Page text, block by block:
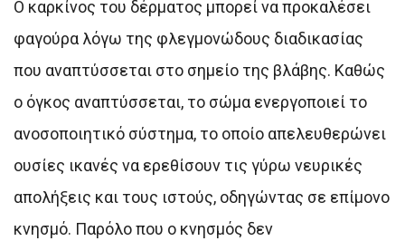
Ο καρκίνος του δέρματος μπορεί να προκαλέσει
φαγούρα λόγω της φλεγμονώδους διαδικασίας
που αναπτύσσεται στο σημείο της βλάβης. Καθώς
ο όγκος αναπτύσσεται, το σώμα ενεργοποιεί το
ανοσοποιητικό σύστημα, το οποίο απελευθερώνει
ουσίες ικανές να ερεθίσουν τις γύρω νευρικές
απολήξεις και τους ιστούς, οδηγώντας σε επίμονο
κνησμό. Παρόλο που ο κνησμός δεν